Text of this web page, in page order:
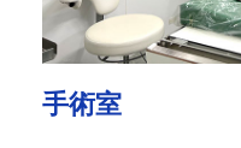
手術室